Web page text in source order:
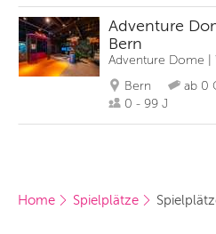
Adventure
Bern
Adventure Dome |
Bern
ab 0
0 - 99 J
Home Spielplätze